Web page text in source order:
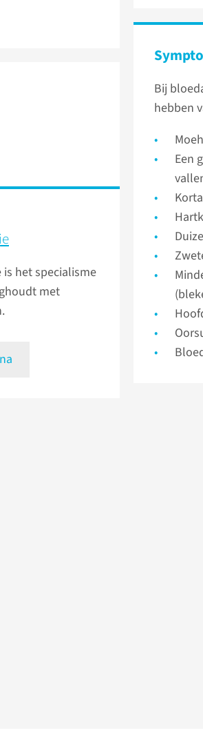
Bij
hebben
Een
het specialisme
met